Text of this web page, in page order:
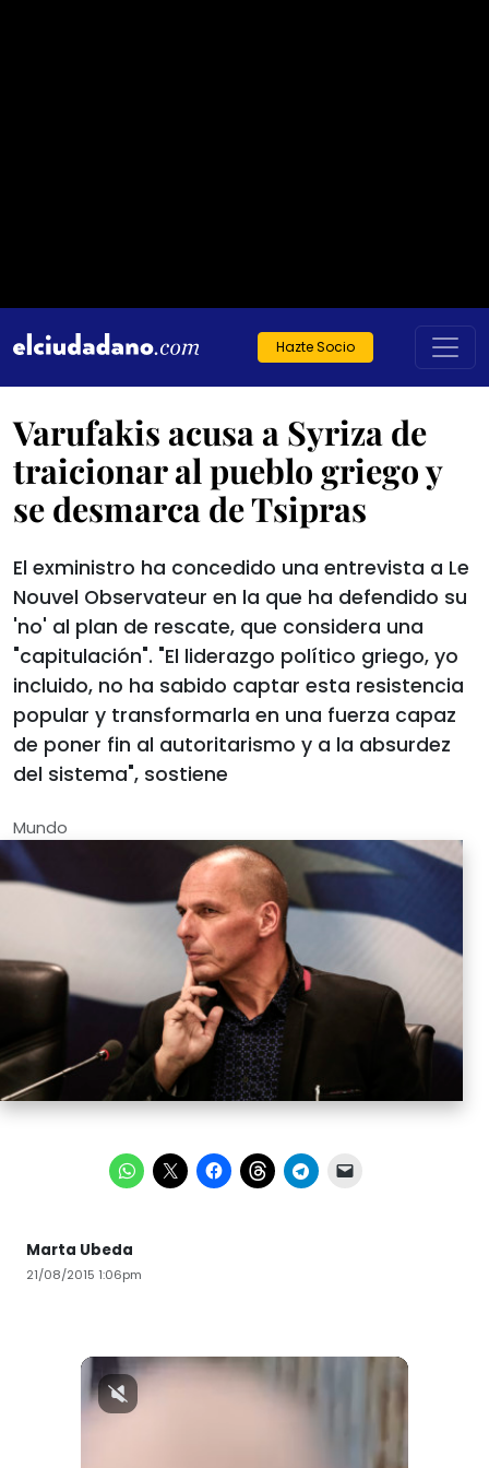
Hazte Socio
Varufakis acusa a Syriza de
traicionar al pueblo griego y
se desmarca de Tsipras
El exministro ha concedido una entrevista a Le
Nouvel Observateur en la que ha defendido su
'no' al plan de rescate, que considera una
"capitulación". "El liderazgo político griego, yo
incluido, no ha sabido captar esta resistencia
popular y transformarla en una fuerza capaz
de poner fin al autoritarismo y a la absurdez
del sistema", sostiene
Mundo
Marta Ubeda
21/08/2015 1:06pm